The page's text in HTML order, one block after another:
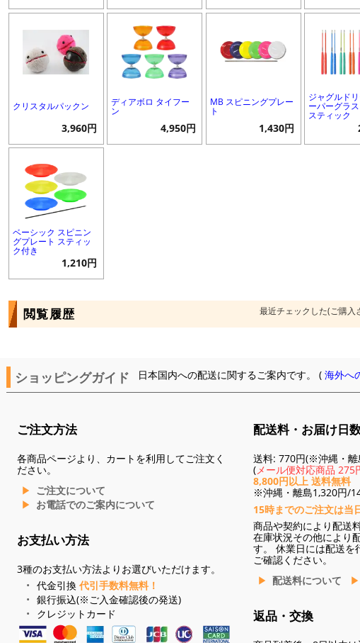
クリスタルパックン
3,960円
ディアボロ タイフー
ン
4,950円
MB スピニングプレー
ト
1,430円
ジャグルド
ーパーグラ
スティック
ベーシック スピニン
グプレート スティッ
ク付き
1,210円
閲覧履歴 最近チェックした(ご購入
ショッピングガイド 日本国内への配送に関するご案内です。 (海外へ
ご注文方法
各商品ページより、カートを利用してご注文く
ださい。
ご注文について
お電話でのご案内について
お支払い方法
3種のお支払い方法よりお選びいただけます。
代金引換 代引手数料無料！
銀行振込(※ご入金確認後の発送)
クレジットカード
配送料・お届け日
送料: 770円(※沖縄・離
(メール便対応商品 275
8,800円以上 送料無料
※沖縄・離島1,320円/
15時までのご注文は当
商品や契約により配送
在庫状況その他により
す。 休業日には配送を
ご確認ください。
配送料について
返品・交換